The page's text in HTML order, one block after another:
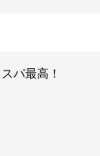
パ最高！